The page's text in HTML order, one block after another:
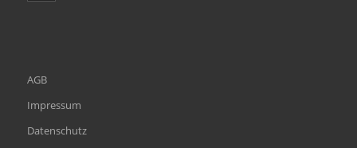
AGB
Impressum
Datenschutz